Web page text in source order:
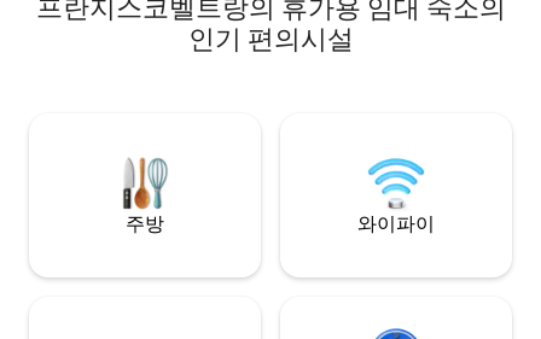
경험할 수 있습니다. 숙소는 아늑하고 시설
이 완비되어 있어 커플, 소규모 가족 또는 혼
프란지스코벨트랑의 휴가용 임대 숙소의
인기 편의시설
주방 와이파이